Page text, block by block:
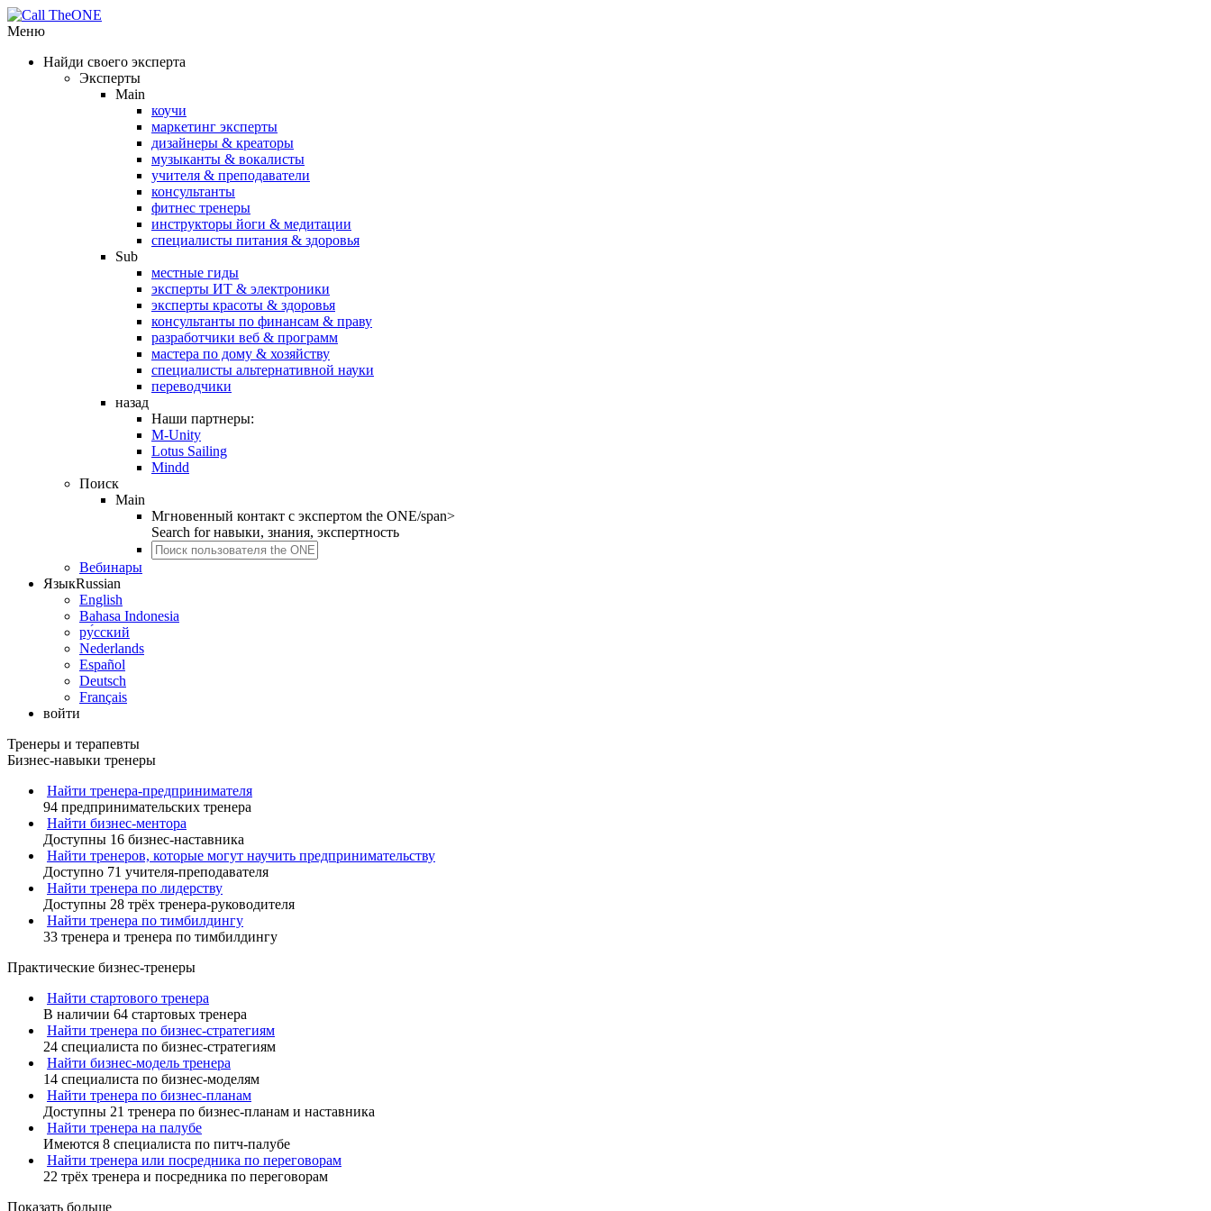
Меню
Найди своего эксперта
Эксперты
Main
коучи
маркетинг эксперты
дизайнеры & креаторы
музыканты & вокалисты
учителя & преподаватели
консультанты
фитнес тренеры
инструкторы йоги & медитации
специалисты питания & здоровья
Sub
местные гиды
эксперты ИТ & электроники
эксперты красоты & здоровья
консультанты по финансам & праву
разработчики веб & программ
мастера по дому & хозяйству
специалисты альтернативной науки
переводчики
назад
Наши партнеры:
M-Unity
Lotus Sailing
Mindd
Поиск
Main
Мгновенный контакт с экспертом the ONE/span>
Search forнавыки, знания, экспертность
Вебинары
ЯзыкRussian
English
Bahasa Indonesia
ру́сский
Nederlands
Español
Deutsch
Français
войти
Тренеры и терапевты
Бизнес-навыки тренеры
Найти тренера-предпринимателя
94 предпринимательских тренера
Найти бизнес-ментора
Доступны 16 бизнес-наставника
Найти тренеров, которые могут научить предпринимательству
Доступно 71 учителя-преподавателя
Найти тренера по лидерству
Доступны 28 трёх тренера-руководителя
Найти тренера по тимбилдингу
33 тренера и тренера по тимбилдингу
Практические бизнес-тренеры
Найти стартового тренера
В наличии 64 стартовых тренера
Найти тренера по бизнес-стратегиям
24 специалиста по бизнес-стратегиям
Найти бизнес-модель тренера
14 специалиста по бизнес-моделям
Найти тренера по бизнес-планам
Доступны 21 тренера по бизнес-планам и наставника
Найти тренера на палубе
Имеются 8 специалиста по питч-палубе
Найти тренера или посредника по переговорам
22 трёх тренера и посредника по переговорам
Показать больше